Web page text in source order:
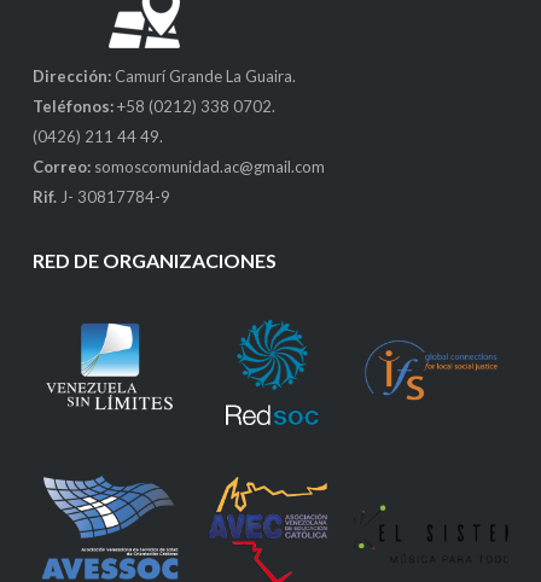
Dirección: Camurí Grande La Guaira.
Teléfonos:+58 (0212) 338 0702.
(0426) 211 44 49.
Correo: somoscomunidad.ac@gmail.com
Rif. J- 30817784-9
RED DE ORGANIZACIONES